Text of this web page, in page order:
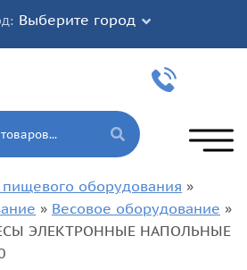
Выберите город
пищевого оборудования »
» Весовое оборудование »
ЭЛЕКТРОННЫЕ НАПОЛЬНЫЕ